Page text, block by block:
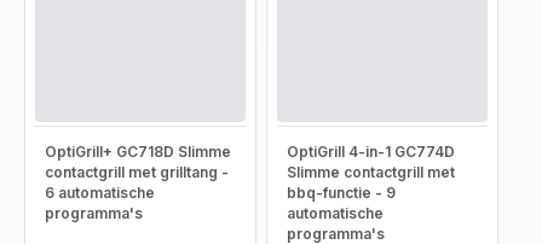
OptiGrill+ GC718D Slimme
contactgrill met grilltang -
6 automatische
programma's
OptiGrill 4-in-1 GC774D
Slimme contactgrill met
bbq-functie - 9
automatische
programma's